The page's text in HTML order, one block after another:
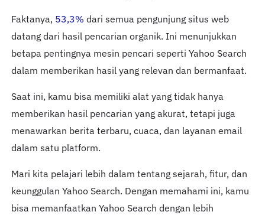
Faktanya, 53,3% dari semua pengunjung situs web
datang dari hasil pencarian organik. Ini menunjukkan
betapa pentingnya mesin pencari seperti Yahoo Search
dalam memberikan hasil yang relevan dan bermanfaat.
Saat ini, kamu bisa memiliki alat yang tidak hanya
memberikan hasil pencarian yang akurat, tetapi juga
menawarkan berita terbaru, cuaca, dan layanan email
dalam satu platform.
Mari kita pelajari lebih dalam tentang sejarah, fitur, dan
keunggulan Yahoo Search. Dengan memahami ini, kamu
bisa memanfaatkan Yahoo Search dengan lebih